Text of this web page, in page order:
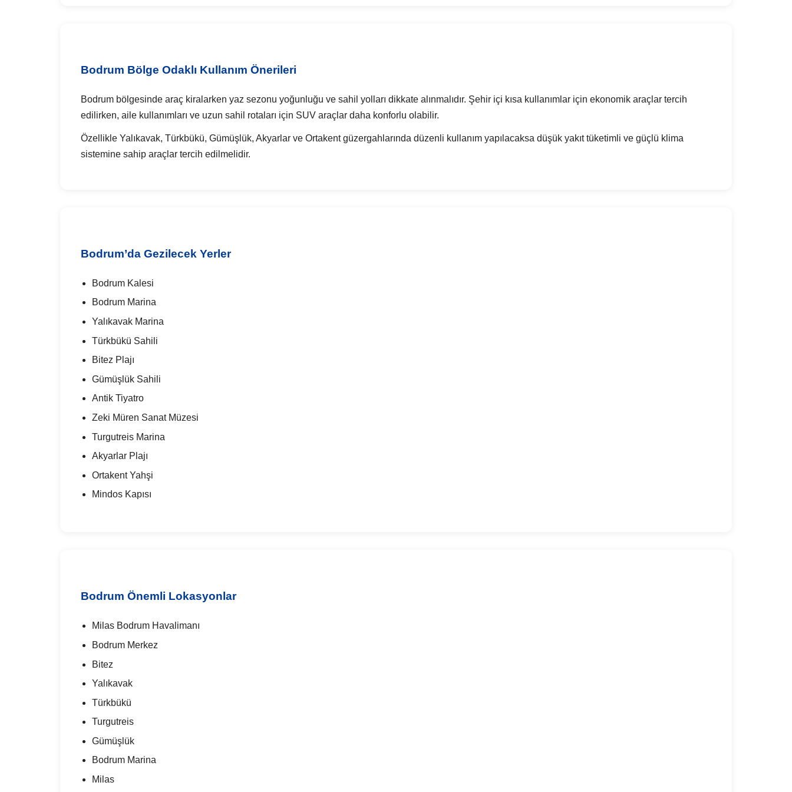
Bodrum Bölge Odaklı Kullanım Önerileri
Bodrum bölgesinde araç kiralarken yaz sezonu yoğunluğu ve sahil yolları dikkate alınmalıdır. Şehir içi kısa kullanımlar için ekonomik araçlar tercih
edilirken, aile kullanımları ve uzun sahil rotaları için SUV araçlar daha konforlu olabilir.
Özellikle Yalıkavak, Türkbükü, Gümüşlük, Akyarlar ve Ortakent güzergahlarında düzenli kullanım yapılacaksa düşük yakıt tüketimli ve güçlü klima
sistemine sahip araçlar tercih edilmelidir.
Bodrum’da Gezilecek Yerler
Bodrum Kalesi
Bodrum Marina
Yalıkavak Marina
Türkbükü Sahili
Bitez Plajı
Gümüşlük Sahili
Antik Tiyatro
Zeki Müren Sanat Müzesi
Turgutreis Marina
Akyarlar Plajı
Ortakent Yahşi
Mindos Kapısı
Bodrum Önemli Lokasyonlar
Milas Bodrum Havalimanı
Bodrum Merkez
Bitez
Yalıkavak
Türkbükü
Turgutreis
Gümüşlük
Bodrum Marina
Milas